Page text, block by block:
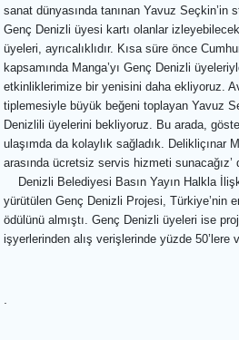
sanat dünyasında tanınan Yavuz Seçkin’in
Genç Denizli üyesi kartı olanlar
üyeleri, ayrıcalıklıdır. Kısa süre önce
kapsamında Manga’yı Genç Denizli
etkinliklerimize bir yenisini daha ekliyoruz.
tiplemesiyle büyük beğeni toplayan Yavuz
Denizlili üyelerini bekliyoruz. Bu arada,
ulaşımda da kolaylık sağladık. Delikliçınar
arasında ücretsiz servis hizmeti sunacağız’
Denizli Belediyesi Basın Yayın Halkla
yürütülen Genç Denizli Projesi, Türkiye’nin
ödülünü almıştı. Genç Denizli üyeleri ise
işyerlerinden alış verişlerinde yüzde 50’lere
.